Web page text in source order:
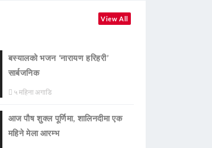
View All
बस्यालको भजन ‘नारायण हरिहरी’
सार्बजनिक
५ महिना अगाडि
आज पौष शुक्ल पूर्णिमा, शालिनदीमा एक
महिने मेला आरम्भ